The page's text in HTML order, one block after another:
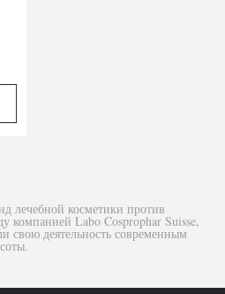
лечебной косметики против
компанией Labo Cosprophar Suisse,
свою деятельность современным